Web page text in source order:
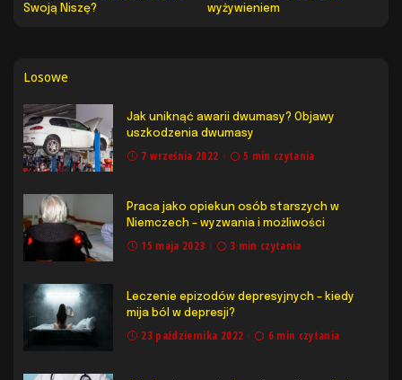
Swoją Niszę?
wyżywieniem
Losowe
Jak uniknąć awarii dwumasy? Objawy
uszkodzenia dwumasy
7 września 2022 5 min czytania
Praca jako opiekun osób starszych w
Niemczech – wyzwania i możliwości
15 maja 2023 3 min czytania
Leczenie epizodów depresyjnych – kiedy
mija ból w depresji?
23 października 2022 6 min czytania